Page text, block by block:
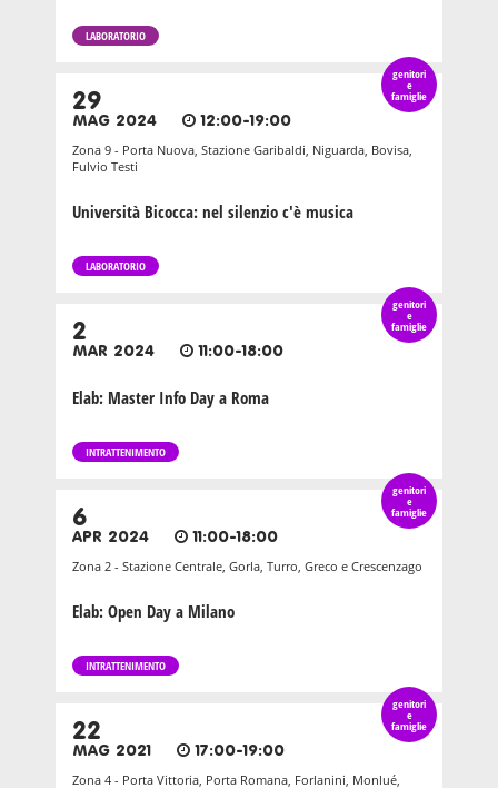
LABORATORIO
genitori
e
famiglie
29
MAG 2024 12:00-19:00
Zona 9 - Porta Nuova, Stazione Garibaldi, Niguarda, Bovisa,
Fulvio Testi
Università Bicocca: nel silenzio c'è musica
LABORATORIO
genitori
e
famiglie
2
MAR 2024 11:00-18:00
Elab: Master Info Day a Roma
INTRATTENIMENTO
genitori
e
famiglie
6
APR 2024 11:00-18:00
Zona 2 - Stazione Centrale, Gorla, Turro, Greco e Crescenzago
Elab: Open Day a Milano
INTRATTENIMENTO
genitori
e
famiglie
22
MAG 2021 17:00-19:00
Zona 4 - Porta Vittoria, Porta Romana, Forlanini, Monlué,